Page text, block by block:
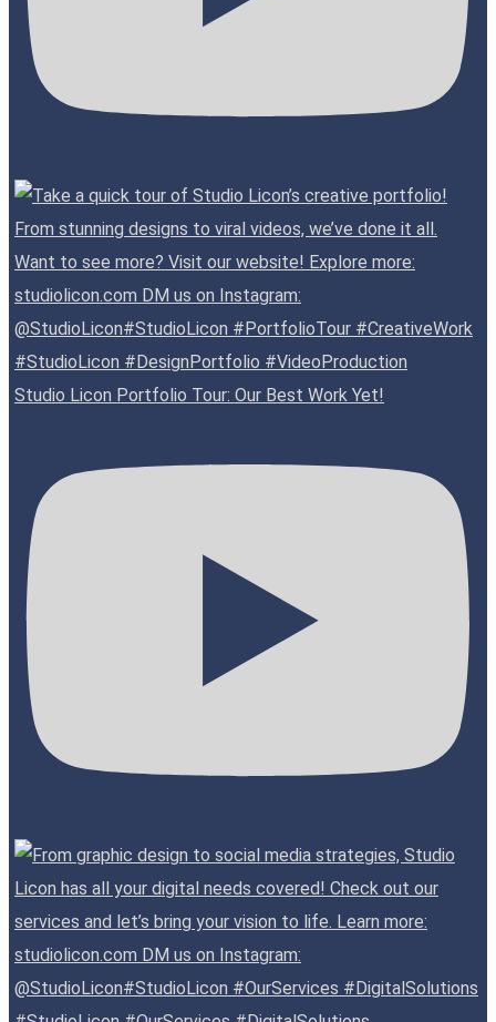
Studio Licon Portfolio Tour: Our Best Work Yet!